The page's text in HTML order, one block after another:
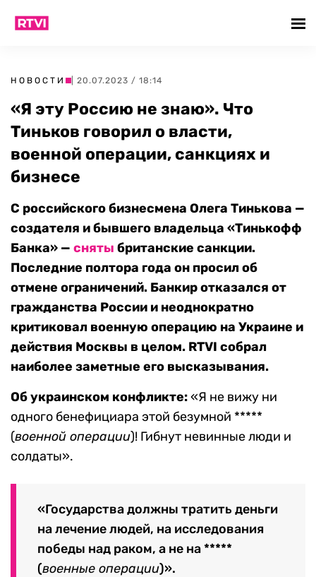
НОВОСТИ | 20.07.2023 / 18:14
«Я эту Россию не знаю». Что
Тиньков говорил о власти,
военной операции, санкциях и
бизнесе
С российского бизнесмена Олега Тинькова —
создателя и бывшего владельца «Тинькофф
Банка» — сняты британские санкции.
Последние полтора года он просил об
отмене ограничений. Банкир отказался от
гражданства России и неоднократно
критиковал военную операцию на Украине и
действия Москвы в целом. RTVI собрал
наиболее заметные его высказывания.
Об украинском конфликте:«Я не вижу ни
одного бенефициара этой безумной *****
(военной операции)! Гибнут невинные люди и
солдаты».
«Государства должны тратить деньги
на лечение людей, на исследования
победы над раком, а не на *****
(военные операции)».